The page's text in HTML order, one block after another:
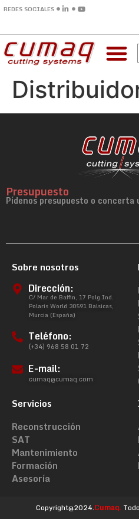
REDES SOCIALES
Presupuesto
Pídenos presupuesto o
Sobre nosotros
Dirección:
C/ Mar de Baffin, 17 Polg.Ind.
Polaris World 30591 Balsicas,
Murcia (España)
Teléfono:
(+34) 968 58 01 72
E-mail:
cumaq@cumaq.com
Servicios
Reconstrucción
SAT
Mantenimiento
Formación
Asesoría
Copyright@2024.Cumaq.